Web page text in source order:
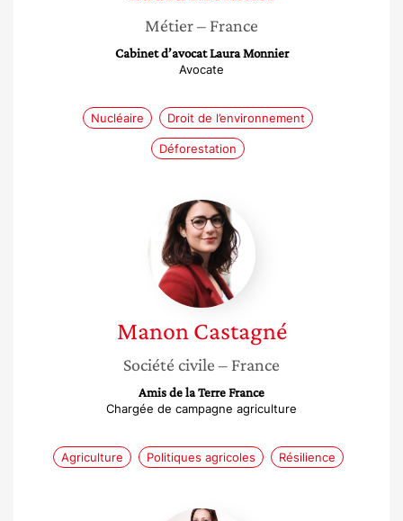
Métier– France
Cabinet d’avocat Laura Monnier
Avocate
Nucléaire Droit de l’environnement
Déforestation
Manon
Castagné
Manon Castagné
Société civile – France
Amis de la Terre France
Chargée de campagne agriculture
Agriculture Politiques agricoles Résilience
Adeline